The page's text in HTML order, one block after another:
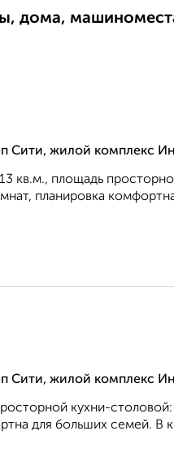
дома,
Сити, жилой комплекс
кв.м., площадь
планировка
Сити, жилой комплекс
кухни-
для бoльшиx ceмeй. В